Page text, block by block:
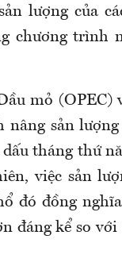
lượng của
chương trình
mỏ (OPEC)
nâng sản
tháng thứ
việc sản
đó đồng
đáng kể so với